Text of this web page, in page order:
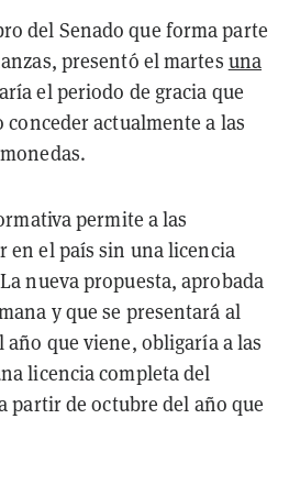
del Senado que forma parte
presentó el martes una
el periodo de gracia que
actualmente a las
permite a las
en el país sin una licencia
nueva propuesta, aprobada
y que se presentará al
que viene, obligaría a las
licencia completa del
partir de octubre del año que